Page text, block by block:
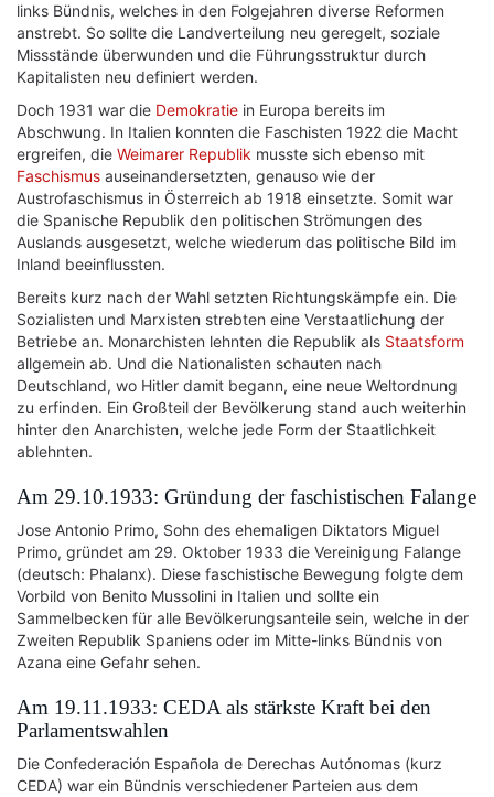
links Bündnis, welches in den Folgejahren diverse Reformen
anstrebt. So sollte die Landverteilung neu geregelt, soziale
Missstände überwunden und die Führungsstruktur durch
Kapitalisten neu definiert werden.
Doch 1931 war die Demokratie in Europa bereits im
Abschwung. In Italien konnten die Faschisten 1922 die Macht
ergreifen, die Weimarer Republik musste sich ebenso mit
Faschismus auseinandersetzten, genauso wie der
Austrofaschismus in Österreich ab 1918 einsetzte. Somit war
die Spanische Republik den politischen Strömungen des
Auslands ausgesetzt, welche wiederum das politische Bild im
Inland beeinflussten.
Bereits kurz nach der Wahl setzten Richtungskämpfe ein. Die
Sozialisten und Marxisten strebten eine Verstaatlichung der
Betriebe an. Monarchisten lehnten die Republik als Staatsform
allgemein ab. Und die Nationalisten schauten nach
Deutschland, wo Hitler damit begann, eine neue Weltordnung
zu erfinden. Ein Großteil der Bevölkerung stand auch weiterhin
hinter den Anarchisten, welche jede Form der Staatlichkeit
ablehnten.
Am 29.10.1933: Gründung der faschistischen Falange
Jose Antonio Primo, Sohn des ehemaligen Diktators Miguel
Primo, gründet am 29. Oktober 1933 die Vereinigung Falange
(deutsch: Phalanx). Diese faschistische Bewegung folgte dem
Vorbild von Benito Mussolini in Italien und sollte ein
Sammelbecken für alle Bevölkerungsanteile sein, welche in der
Zweiten Republik Spaniens oder im Mitte-links Bündnis von
Azana eine Gefahr sehen.
Am 19.11.1933: CEDA als stärkste Kraft bei den
Parlamentswahlen
Die Confederación Española de Derechas Autónomas (kurz
CEDA) war ein Bündnis verschiedener Parteien aus dem